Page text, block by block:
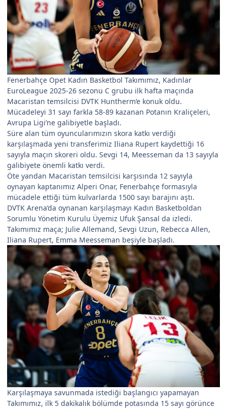
Fenerbahçe Opet Kadın Basketbol Takımımız, Kadınlar
EuroLeague 2025-26 sezonu C grubu ilk hafta maçında
Macaristan temsilcisi DVTK Huntherm’e konuk oldu.
Mücadeleyi 31 sayı farkla 58-89 kazanan Potanın Kraliçeleri,
Avrupa Ligi’ne galibiyetle başladı.
Süre alan tüm oyuncularımızın skora katkı verdiği
karşılaşmada yeni transferimiz Iliana Rupert kaydettiği 16
sayıyla maçın skoreri oldu. Sevgi 14, Meesseman da 13 sayıyla
galibiyete önemli katkı verdi.
Öte yandan Macaristan temsilcisi karşısında 12 sayıyla
oynayan kaptanımız Alperi Onar, Fenerbahçe formasıyla
mücadele ettiği tüm kulvarlarda 1500 sayı barajını aştı.
DVTK Arena’da oynanan karşılaşmayı Kadın Basketboldan
Sorumlu Yönetim Kurulu Üyemiz Ufuk Şansal da izledi.
Takımımız maça; Julie Allemand, Sevgi Uzun, Rebecca Allen,
Iliana Rupert, Emma Meesseman beşiyle başladı.
Karşılaşmaya savunmada istediği başlangıcı yapamayan
Takımımız, ilk 5 dakikalık bölümde potasında 15 sayı görünce